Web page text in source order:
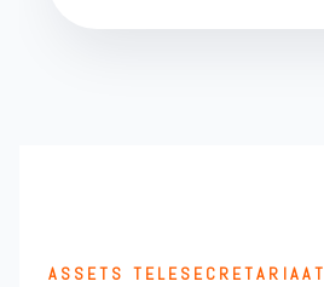
ASSETS TELESECRETARIAAT